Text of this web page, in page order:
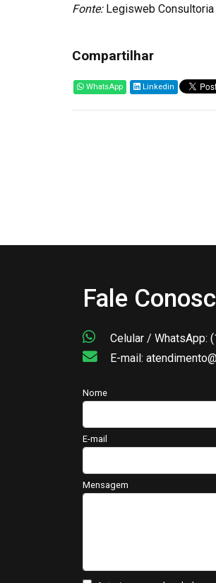
Fonte:Legisweb Consultoria
Compartilhar
WhatsApp Linkedin
Fale
Celular / WhatsApp:
E-mail:
Nome
E-mail
Mensagem